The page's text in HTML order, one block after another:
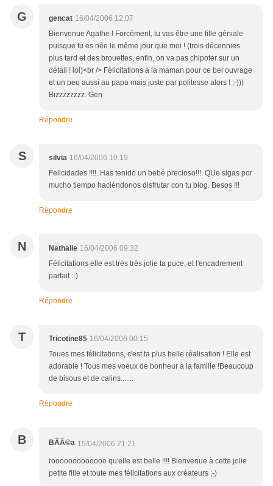
G gencat 16/04/2006 12:07
Bienvenue Agathe ! Forcément, tu vas être une fille géniale
puisque tu es née le même jour que moi ! (trois décennies
plus tard et des brouettes, enfin, on va pas chipoter sur un
détail ! lol)<br /> Félicitations à la maman pour ce bel ouvrage
et un peu aussi au papa mais juste par politesse alors ! ;-)))
Bizzzzzzzz. Gen
Répondre
S silvia 16/04/2006 10:19
Felicidades !!!!. Has tenido un bebé precioso!!!. QUe sigas por
mucho tiempo haciéndonos disfrutar con tu blog. Besos !!!
Répondre
N Nathalie 16/04/2006 09:32
Félicitations elle est très très jolie ta puce, et l'encadrement
parfait :-)
Répondre
T Tricotine85 16/04/2006 00:15
Toues mes félicitations, c'est ta plus belle réalisation ! Elle est
adorable ! Tous mes voeux de bonheur à la famille !Beaucoup
de bisous et de calins.......
Répondre
B BÃÂ©a 15/04/2006 21:21
rooooooooooooo qu'elle est belle !!!! Bienvenue à cette jolie
petite fille et toute mes félicitations aux créateurs ;-)